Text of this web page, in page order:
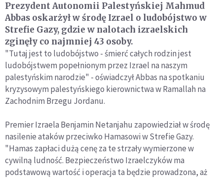
Prezydent Autonomii Palestyńskiej Mahmud
Abbas oskarżył w środę Izrael o ludobójstwo w
Strefie Gazy, gdzie w nalotach izraelskich
zginęły co najmniej 43 osoby.
"Tutaj jest to ludobójstwo - śmierć całych rodzin jest
ludobójstwem popełnionym przez Izrael na naszym
palestyńskim narodzie" - oświadczył Abbas na spotkaniu
kryzysowym palestyńskiego kierownictwa w Ramallah na
Zachodnim Brzegu Jordanu.
Premier Izraela Benjamin Netanjahu zapowiedział w środę
nasilenie ataków przeciwko Hamasowi w Strefie Gazy.
"Hamas zapłaci dużą cenę za te strzały wymierzone w
cywilną ludność. Bezpieczeństwo Izraelczyków ma
podstawową wartość i operacja ta będzie prowadzona, aż